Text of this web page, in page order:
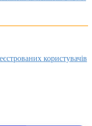
користувачів